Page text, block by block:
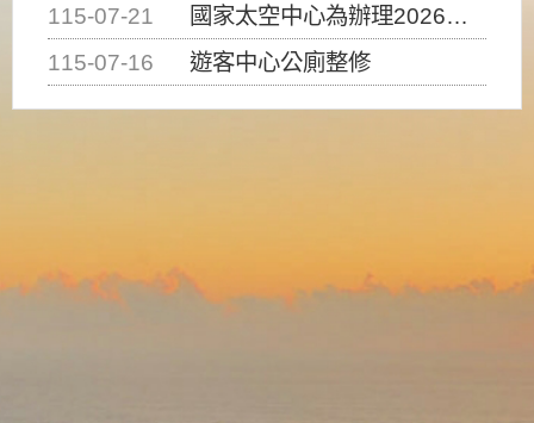
115-07-21
國家太空中心為辦理2026台灣盃火箭競賽，陸、海、空域警戒及協調相關事宜，因颱風備案事宜
115-07-16
遊客中心公廁整修